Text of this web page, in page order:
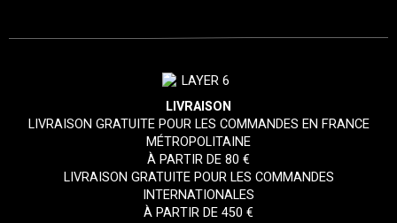
LIVRAISON
LIVRAISON GRATUITE POUR LES COMMANDES EN FRANCE
MÉTROPOLITAINE
À PARTIR DE 80 €
LIVRAISON GRATUITE POUR LES COMMANDES
INTERNATIONALES
À PARTIR DE 450 €